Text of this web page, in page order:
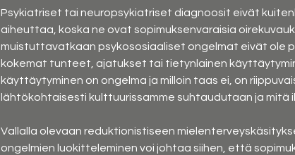
Psykiatriset tai neuropsykiatriset diagnoosit eivät
aiheuttaa, koska ne ovat sopimuksenvaraisia
muistuttavatkaan psykososiaaliset ongelmat eivät ole
kokemat tunteet, ajatukset tai tietynlainen
käyttäytyminen on ongelma ja milloin taas ei, on
lähtökohtaisesti kulttuurissamme suhtaudutaan ja mitä
Vallalla olevaan reduktionistiseen
ongelmien luokitteleminen voi johtaa siihen, että